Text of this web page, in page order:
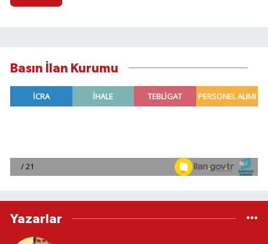
Basın İlan Kurumu
Yazarlar